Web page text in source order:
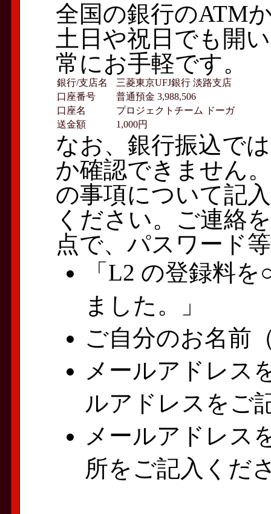
全国の銀行のATM
土日や祝日でも開
常にお手軽です。
銀行/支店名
三菱東京UFJ銀行 淡路支店
口座番号
普通預金 3,988,506
口座名
プロジェクトチーム ドーガ
送金額
1,000円
なお、銀行振込で
か確認できません
の事項について記
ください。ご連絡
点で、パスワード
「L2 の登録料
ました。」
ご自分のお名前
メールアドレス
ルアドレスをご
メールアドレス
所をご記入くだ